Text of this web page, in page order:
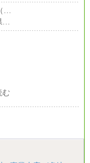
…
…
円
円
円